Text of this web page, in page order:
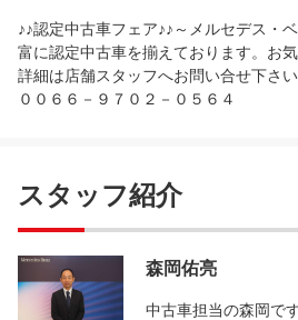
♪♪認定中古車フェア♪♪～メルセデス・
富に認定中古車を揃えております。お
詳細は店舗スタッフへお問い合せ下さ
００６６－９７０２－０５６４
スタッフ紹介
森岡佑亮
中古車担当の森岡で